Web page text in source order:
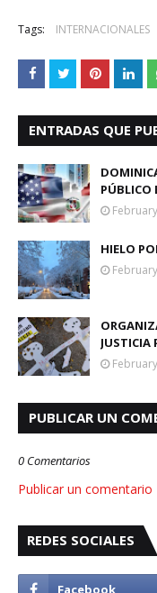
Tags: INTERNACIONALES
ENTRADAS QUE
PÚBLICO
HIELO
JUSTICIA
PUBLICAR UN
0 Comentarios
Publicar un comentario
REDES SOCIALES